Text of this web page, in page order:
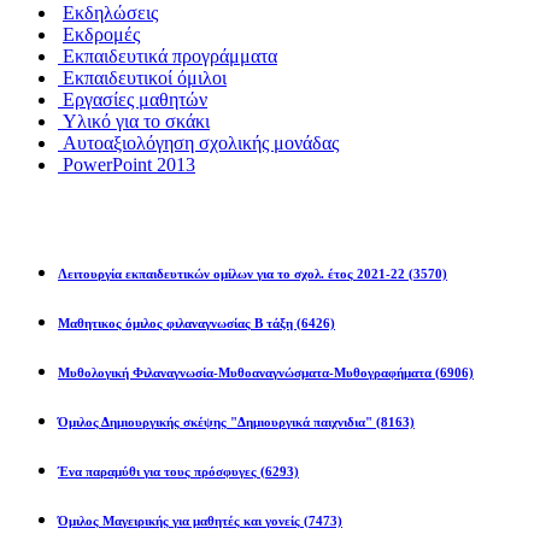
Εκδηλώσεις
Εκδρομές
Εκπαιδευτικά προγράμματα
Εκπαιδευτικοί όμιλοι
Εργασίες μαθητών
Υλικό για το σκάκι
Αυτοαξιολόγηση σχολικής μονάδας
PowerPoint 2013
Λειτουργία εκπαιδευτικών ομίλων για το σχολ. έτος 2021-22 (3570)
Μαθητικος όμιλος φιλαναγνωσίας Β τάξη (6426)
Μυθολογική Φιλαναγνωσία-Μυθοαναγνώσματα-Μυθογραφήματα (6906)
Όμιλος Δημιουργικής σκέψης "Δημιουργικά παιχνιδια" (8163)
Ένα παραμύθι για τους πρόσφυγες (6293)
Όμιλος Μαγειρικής για μαθητές και γονείς (7473)